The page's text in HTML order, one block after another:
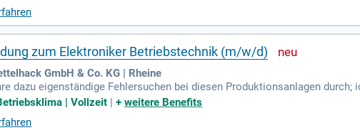
zum Elektroniker Betriebstechnik (m/w/d)
GmbH & Co. KG | Rheine
dazu eigenständige Fehlersuchen bei diesen Produktionsanlagen
mein Vorgehen mit den Schichtleitern und Anlagenfahren ab und
| Vollzeit |+weitere Benefits